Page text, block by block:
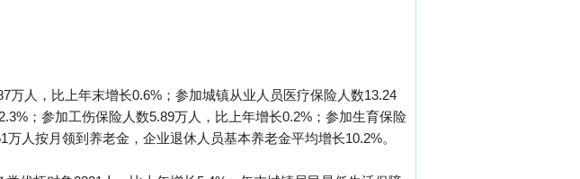
人，比上年末增长0.6%；参加城镇从业人员医疗保险人数13.24
；参加工伤保险人数5.89万人，比上年增长0.2%；参加生育保险
人按月领到养老金，企业退休人员基本养老金平均增长10.2%。